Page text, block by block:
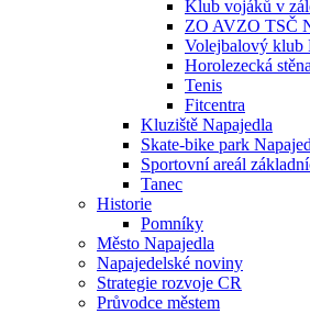
Klub vojáků v
ZO AVZO TSČ
Volejbalový klub
Horolezecká stěna
Tenis
Fitcentra
Kluziště Napajedla
Skate-bike park
Sportovní areál
Tanec
Historie
Pomníky
Město Napajedla
Napajedelské noviny
Strategie rozvoje CR
Průvodce městem